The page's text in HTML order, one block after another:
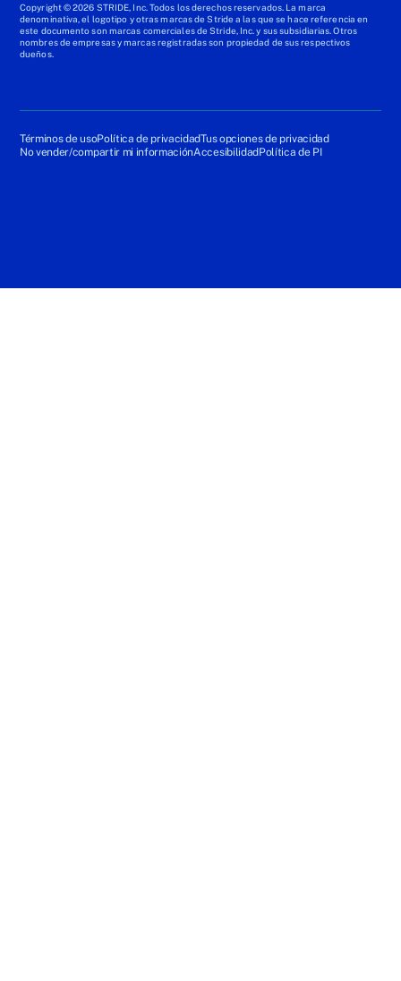
Copyright © 2026 STRIDE, Inc. Todos los derechos reservados. La marca
denominativa, el logotipo y otras marcas de Stride a las que se hace referencia en
este documento son marcas comerciales de Stride, Inc. y sus subsidiarias. Otros
nombres de empresas y marcas registradas son propiedad de sus respectivos
dueños.
Términos de usoPolítica de privacidadTus opciones de privacidad
No vender/compartir mi informaciónAccesibilidadPolítica de PI